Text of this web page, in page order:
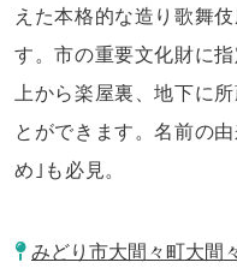
えた本格的な造り歌舞
す。市の重要文化財に
上から楽屋裏、地下に
とができます。名前の
め｣も必見。
みどり市大間々町大間